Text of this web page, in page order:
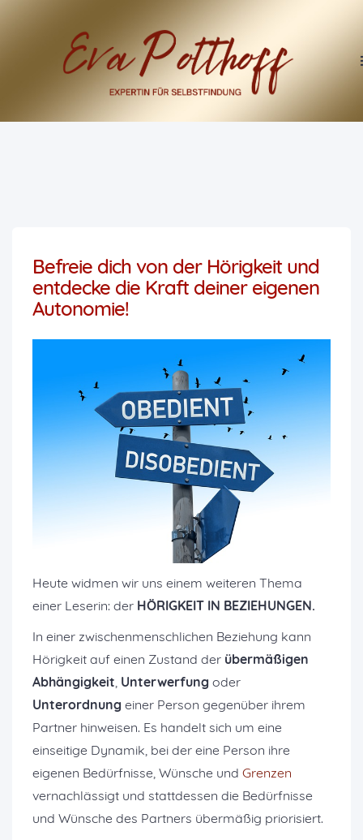
Befreie dich von der Hörigkeit und
entdecke die Kraft deiner eigenen
Autonomie!
Heute widmen wir uns einem weiteren Thema
einer Leserin: der HÖRIGKEIT IN BEZIEHUNGEN.
In einer zwischenmenschlichen Beziehung kann
Hörigkeit auf einen Zustand der übermäßigen
Abhängigkeit, Unterwerfung oder
Unterordnung einer Person gegenüber ihrem
Partner hinweisen. Es handelt sich um eine
einseitige Dynamik, bei der eine Person ihre
eigenen Bedürfnisse, Wünsche und Grenzen
vernachlässigt und stattdessen die Bedürfnisse
und Wünsche des Partners übermäßig priorisiert.